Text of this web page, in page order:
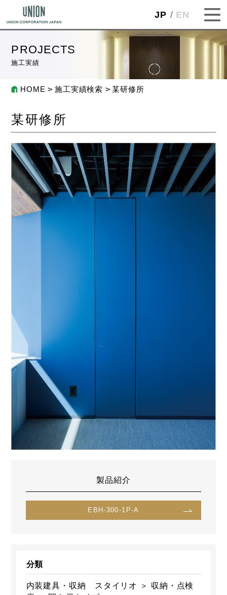
JP EN
PROJECTS
施工実績
HOME 施工実績検索 某研修所
某研修所
製品紹介
EBH-300-1P-A
分類
内装建具・収納 スタイリオ ＞ 収納・点検